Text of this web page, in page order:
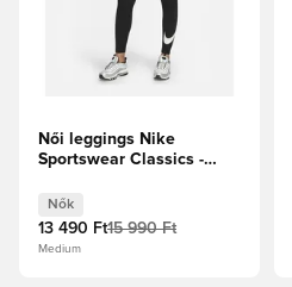
Női leggings Nike
Sportswear Classics -
Nők
13 490 Ft15 990 Ft
Medium